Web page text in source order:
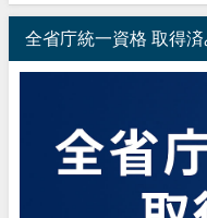
全省庁統一資格 取得済